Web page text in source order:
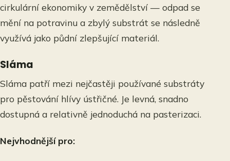
cirkulární ekonomiky v zemědělství — odpad se
mění na potravinu a zbylý substrát se následně
využívá jako půdní zlepšující materiál.
Sláma
Sláma patří mezi nejčastěji používané substráty
pro pěstování hlívy ústřičné. Je levná, snadno
dostupná a relativně jednoduchá na pasterizaci.
Nejvhodnější pro: